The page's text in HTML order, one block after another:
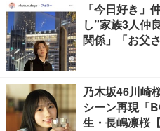
「今日好き」
し”家族3人仲
関係」「お父
乃木坂46川崎
シーン再現「
生・長嶋凛桜